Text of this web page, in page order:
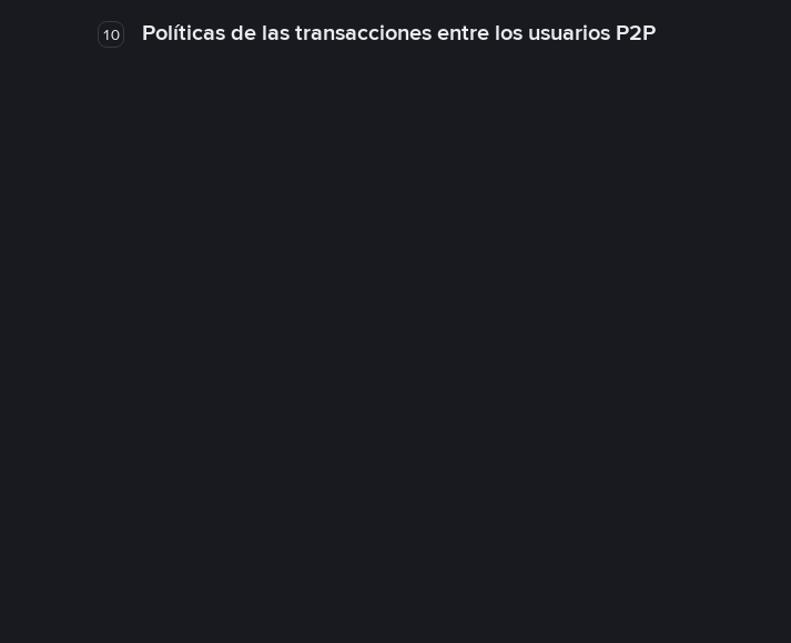
10 Políticas de las transacciones entre los usuarios P2P